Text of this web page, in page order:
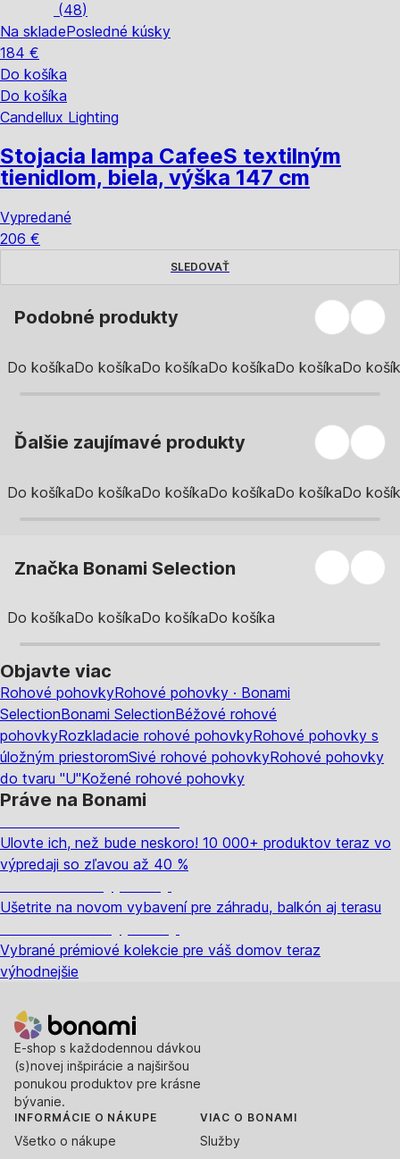
(48)
Na skladePosledné kúsky
184 €
Do košíka
Do košíka
Candellux Lighting
Stojacia lampa CafeeS textilným
tienidlom, biela, výška 147 cm
Vypredané
206 €
SLEDOVAŤ
Podobné produkty
Do košíkaDo košíkaDo košíkaDo košíkaDo košíkaDo
Ďalšie zaujímavé produkty
Do košíkaDo košíkaDo košíkaDo košíkaDo košíkaDo
Značka Bonami Selection
Do košíkaDo košíkaDo košíkaDo košíka
Objavte viac
Rohové pohovkyRohové pohovky · Bonami
SelectionBonami SelectionBéžové rohové
pohovkyRozkladacie rohové pohovkyRohové pohovky s
úložným priestoromSivé rohové pohovkyRohové pohovky
do tvaru "U"Kožené rohové pohovky
Práve na Bonami
Ulovte ich, než bude neskoro! 10 000+ produktov teraz vo
výpredaji so zľavou až 40 %
Ušetrite na novom vybavení pre záhradu, balkón aj terasu
Vybrané prémiové kolekcie pre váš domov teraz
výhodnejšie
E-shop s každodennou dávkou
(s)novej inšpirácie a najširšou
ponukou produktov pre krásne
bývanie.
INFORMÁCIE O NÁKUPE
Všetko o nákupe
VIAC O BONAMI
Služby